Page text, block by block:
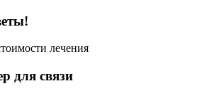
лечения
для связи